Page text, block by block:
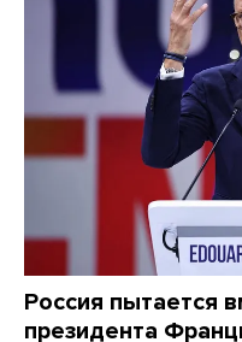
Россия пытается
президента